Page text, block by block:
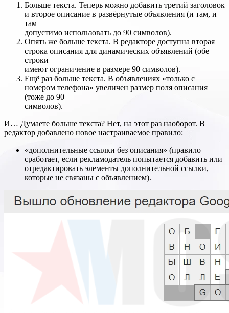
Больше текста. Теперь можно добавить третий заголовок
и второе описание в развёрнутые объявления (и там, и
там
допустимо использовать до 90 символов).
Опять же больше текста. В редакторе доступна вторая
строка описания для динамических объявлений (обе
строки
имеют ограничение в размере 90 символов).
Ещё раз больше текста. В объявлениях «только с
номером телефона» увеличен размер поля описания
(тоже до 90
символов).
И… Думаете больше текста? Нет, на этот раз наоборот. В
редактор добавлено новое настраиваемое правило:
«дополнительные ссылки без описания» (правило
сработает, если рекламодатель попытается добавить или
отредактировать элементы дополнительной ссылки,
которые не связаны с объявлением).